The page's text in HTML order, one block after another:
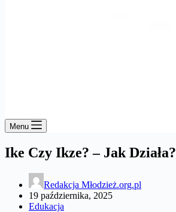
Menu
Ike Czy Ikze? – Jak Działa?
Redakcja Młodzież.org.pl
19 października, 2025
Edukacja